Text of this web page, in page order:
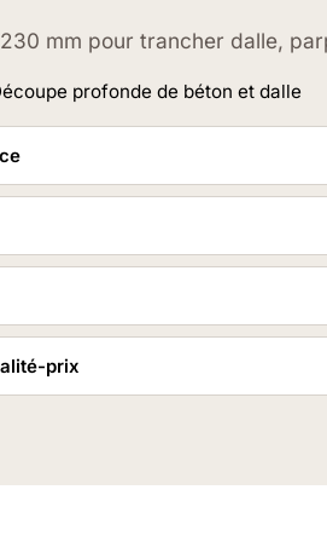
mm pour trancher dalle,
profonde de béton et dalle
prix